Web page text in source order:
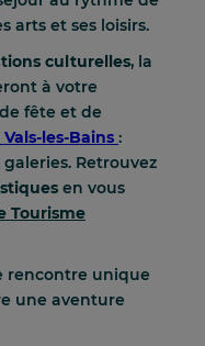
arts et ses loisirs.
culturelles, la
à votre
fête et de
les-Bains :
Retrouvez
en vous
Tourisme
rencontre unique
une aventure